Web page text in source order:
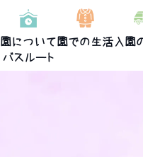
園について
バスルート
園での生活 入園